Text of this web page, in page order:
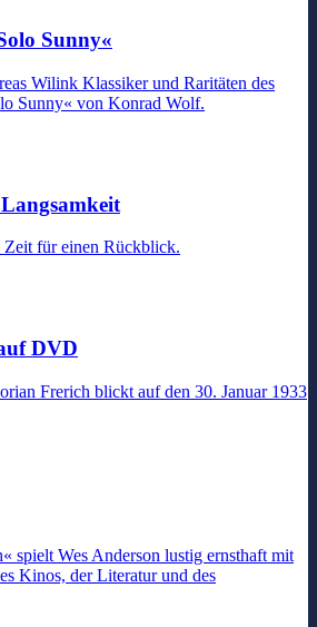
Sunny«
Wilink Klassiker und Raritäten des
Sunny« von Konrad Wolf.
für einen Rückblick.
DVD
Frerich blickt auf den 30. Januar 1933
spielt Wes Anderson lustig ernsthaft mit
Kinos, der Literatur und des